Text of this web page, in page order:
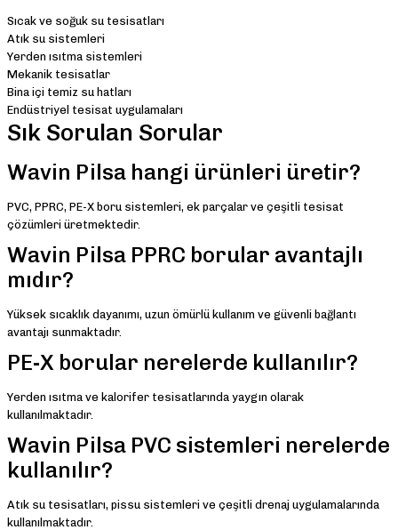
Sıcak ve soğuk su tesisatları
Atık su sistemleri
Yerden ısıtma sistemleri
Mekanik tesisatlar
Bina içi temiz su hatları
Endüstriyel tesisat uygulamaları
Sık Sorulan Sorular
Wavin Pilsa hangi ürünleri üretir?
PVC, PPRC, PE-X boru sistemleri, ek parçalar ve çeşitli tesisat
çözümleri üretmektedir.
Wavin Pilsa PPRC borular avantajlı
mıdır?
Yüksek sıcaklık dayanımı, uzun ömürlü kullanım ve güvenli bağlantı
avantajı sunmaktadır.
PE-X borular nerelerde kullanılır?
Yerden ısıtma ve kalorifer tesisatlarında yaygın olarak
kullanılmaktadır.
Wavin Pilsa PVC sistemleri nerelerde
kullanılır?
Atık su tesisatları, pissu sistemleri ve çeşitli drenaj uygulamalarında
kullanılmaktadır.